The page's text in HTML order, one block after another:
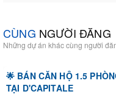
CÙNG NGƯỜI ĐĂNG
Những dự án khác cùng người
🌟 BÁN CĂN HỘ 1.5
TẠI D'CAPITALE